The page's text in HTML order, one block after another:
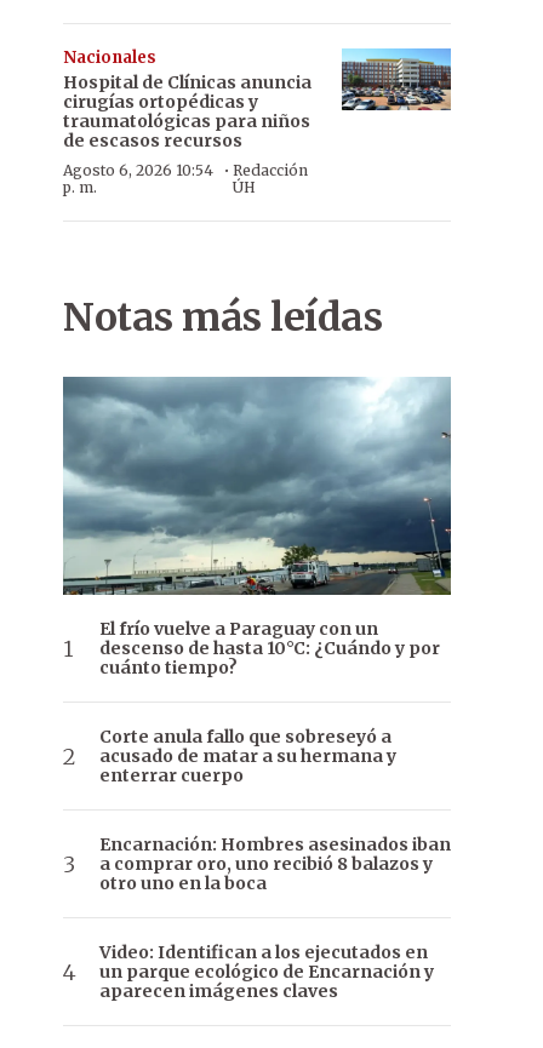
Nacionales
Hospital de Clínicas anuncia
cirugías ortopédicas y
traumatológicas para niños
de escasos recursos
Agosto 6, 2026 10:54
p. m.
· Redacción
ÚH
Notas más leídas
El frío vuelve a Paraguay con un
descenso de hasta 10°C: ¿Cuándo y por
cuánto tiempo?
Corte anula fallo que sobreseyó a
acusado de matar a su hermana y
enterrar cuerpo
Encarnación: Hombres asesinados iban
a comprar oro, uno recibió 8 balazos y
otro uno en la boca
Video: Identifican a los ejecutados en
un parque ecológico de Encarnación y
aparecen imágenes claves